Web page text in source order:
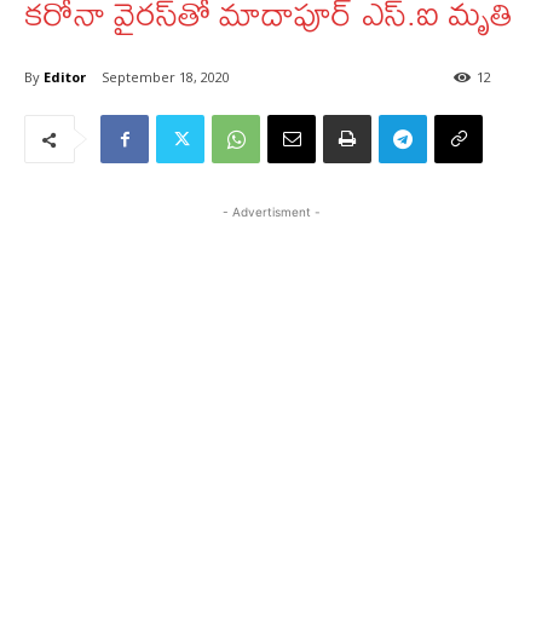
By Editor September 18, 2020 12
- Advertisment -